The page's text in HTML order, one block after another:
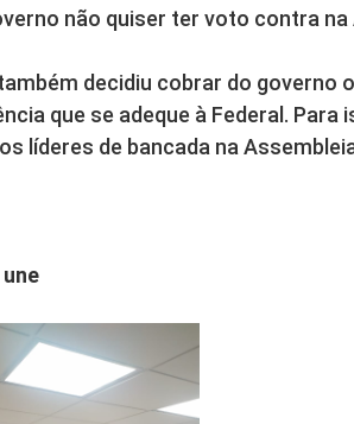
não quiser ter voto contra na
também decidiu cobrar do governo
que se adeque à Federal.
líderes de bancada na
une